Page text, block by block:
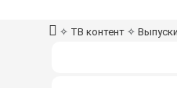
✧ ТВ контент ✧